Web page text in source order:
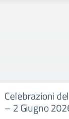
Celebrazioni
– 2 Giugno